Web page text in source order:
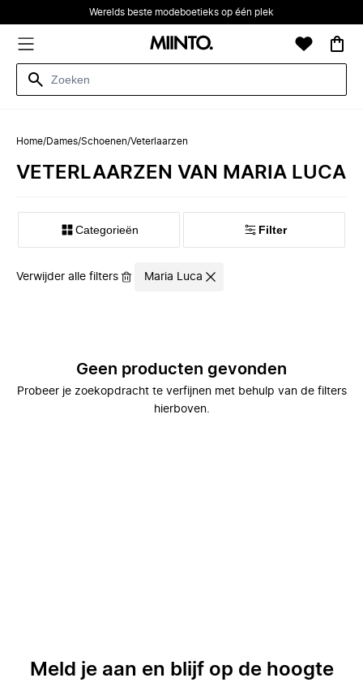
Werelds beste modeboetieks op één plek
Home/Dames/Schoenen/Veterlaarzen
VETERLAARZEN VAN MARIA LUCA
Categorieën Filter
Verwijder alle filters Maria Luca
Geen producten gevonden
Probeer je zoekopdracht te verfijnen met behulp van de filters
hierboven.
Meld je aan en blijf op de hoogte